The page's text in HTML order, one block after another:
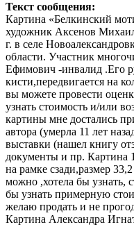
Текст сообщения:
Картина «Белкинский
художник Аксенов
г. в селе
области. Участник
Ефимович -инвалид .Его
кисти,передвигается на
вы можете провести
узнать стоимость и/или
картины мне достались
автора (умерла 11 лет
выставки (нашел книгу
документы и пр. Картина
на рамке сзади,размер
можно ,хотела бы узнать,
бы узнать примерную
желаю продать и не
Картина Александра